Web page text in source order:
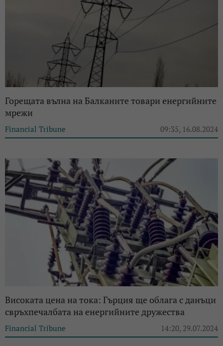
Горещата вълна на Балканите товари енергийните
мрежи
Financial Tribune 09:35, 16.08.2024
Високата цена на тока: Гърция ще облага с данъци
свръхпечалбата на енергийните дружества
Financial Tribune 14:20, 29.07.2024